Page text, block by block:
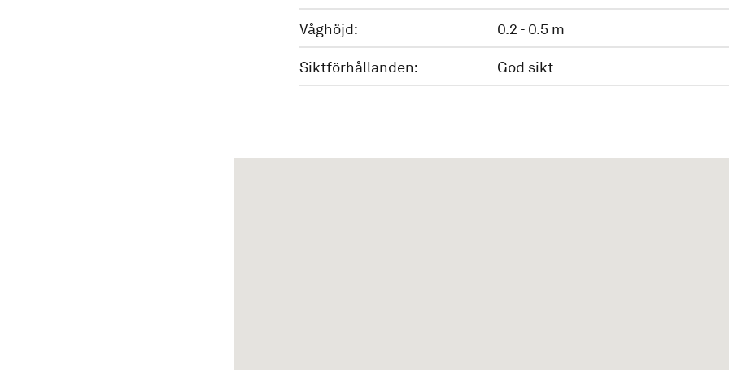
Våghöjd: 0.2 - 0.5 m
Siktförhållanden: God sikt